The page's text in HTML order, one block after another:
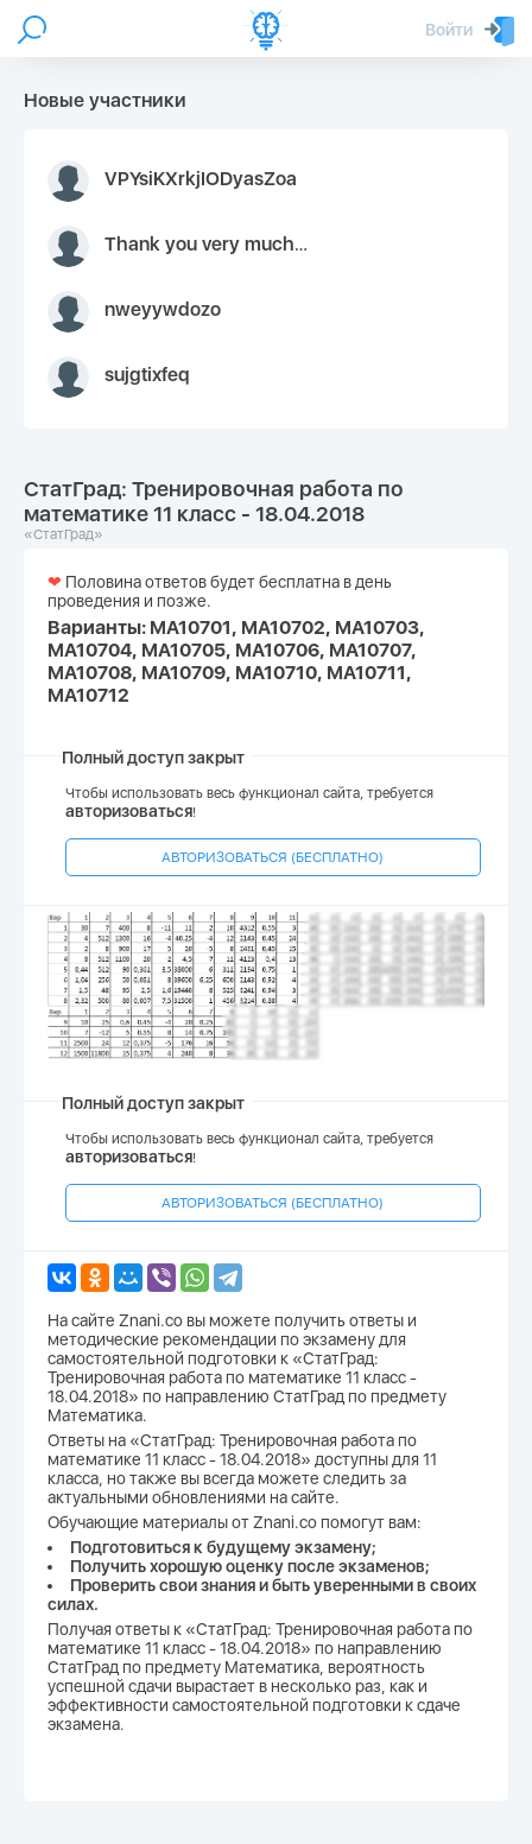
Войти
Новые участники
VPYsiKXrkjIODyasZoa
Thank you very much for your inquiry We appreciate you 9126052 https://youtube.com faceapple !
nweyywdozo
sujgtixfeq
СтатГрад: Тренировочная работа по
математике 11 класс - 18.04.2018
«СтатГрад»
❤ Половина ответов будет бесплатна в день
проведения и позже.
Варианты: МА10701, МА10702, МА10703,
МА10704, МА10705, МА10706, МА10707,
МА10708, МА10709, МА10710, МА10711,
МА10712
Полный доступ закрыт
Чтобы использовать весь функционал сайта, требуется
авторизоваться!
АВТОРИЗОВАТЬСЯ (БЕСПЛАТНО)
Полный доступ закрыт
Чтобы использовать весь функционал сайта, требуется
авторизоваться!
АВТОРИЗОВАТЬСЯ (БЕСПЛАТНО)
На сайте Znani.co вы можете получить ответы и
методические рекомендации по экзамену для
самостоятельной подготовки к «СтатГрад:
Тренировочная работа по математике 11 класс -
18.04.2018» по направлению СтатГрад по предмету
Математика.
Ответы на «СтатГрад: Тренировочная работа по
математике 11 класс - 18.04.2018» доступны для 11
класса, но также вы всегда можете следить за
актуальными обновлениями на сайте.
Обучающие материалы от Znani.co помогут вам:
Подготовиться к будущему экзамену;
Получить хорошую оценку после экзаменов;
Проверить свои знания и быть уверенными в своих
силах.
Получая ответы к «СтатГрад: Тренировочная работа по
математике 11 класс - 18.04.2018» по направлению
СтатГрад по предмету Математика, вероятность
успешной сдачи вырастает в несколько раз, как и
эффективности самостоятельной подготовки к сдаче
экзамена.